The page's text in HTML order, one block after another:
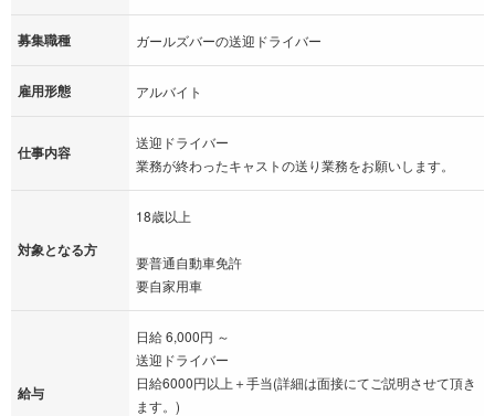
募集職種 ガールズバーの送迎ドライバー
雇用形態 アルバイト
仕事内容
送迎ドライバー
業務が終わったキャストの送り業務をお願いします。
対象となる方
18歳以上
要普通自動車免許
要自家用車
給与
日給 6,000円 ～
送迎ドライバー
日給6000円以上＋手当(詳細は面接にてご説明させて頂き
ます。)